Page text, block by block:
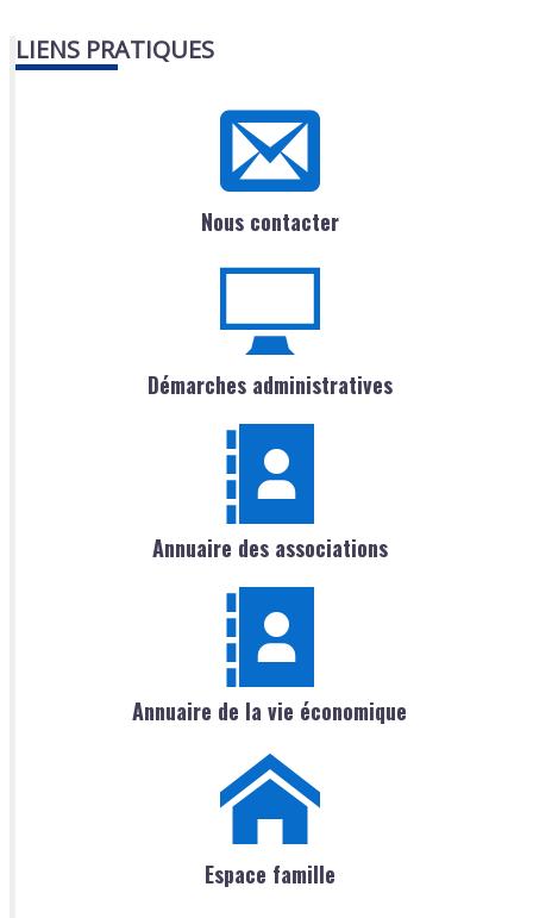
LIENS PRATIQUES
Nous contacter
Démarches administratives
Annuaire des associations
Annuaire de la vie économique
Espace famille